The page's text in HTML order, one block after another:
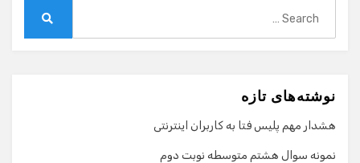
نوشته‌های تازه
هشدار مهم پلیس فتا به کاربران اینترنتی
نمونه سوال هشتم متوسطه نوبت دوم